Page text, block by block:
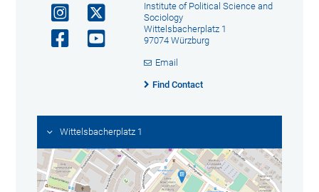
Institute of Political Science and
Sociology
Wittelsbacherplatz 1
97074 Würzburg
Email
Find Contact
Wittelsbacherplatz 1